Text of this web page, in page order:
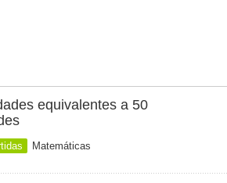
equivalentes a 50
Matemáticas